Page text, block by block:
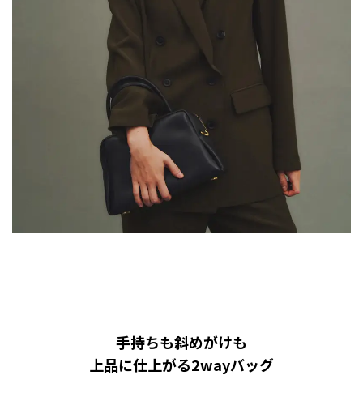
手持ちも斜めがけも
上品に仕上がる2wayバッグ